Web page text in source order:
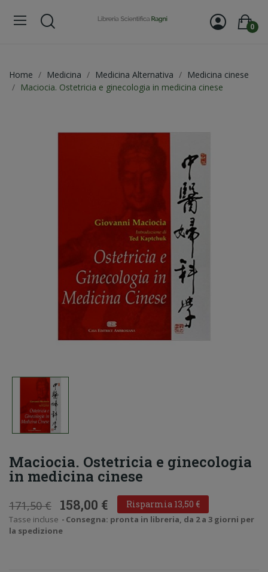
0
Home Medicina Medicina Alternativa
Medicina cinese
Maciocia. Ostetricia e ginecologia in medicina cinese
Maciocia. Ostetricia e ginecologia
in medicina cinese
171,50 € 158,00 € Risparmia 13,50 €
Tasse incluse
Consegna: pronta in libreria, da 2 a 3 giorni per
la spedizione